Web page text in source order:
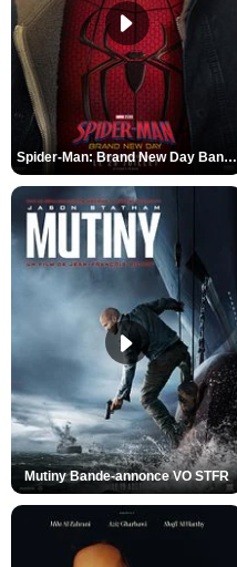
Spider-Man: Brand New Day Bande-annonce VO STFR
Mutiny Bande-annonce VO STFR